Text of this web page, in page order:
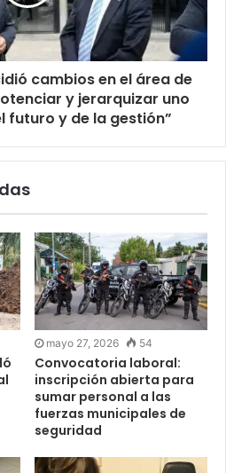
cambios en el área de
y jerarquizar uno
futuro y de la gestión”
mayo 27, 2026 54
Convocatoria laboral:
inscripción abierta para
sumar personal a las
fuerzas municipales de
seguridad